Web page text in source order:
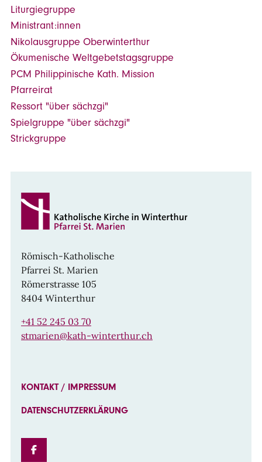
Liturgiegruppe
Ministrant:innen
Nikolausgruppe Oberwinterthur
Ökumenische Weltgebetstagsgruppe
PCM Philippinische Kath. Mission
Pfarreirat
Ressort "über sächzgi"
Spielgruppe "über sächzgi"
Strickgruppe
Römisch-Katholische
Pfarrei St. Marien
Römerstrasse 105
8404 Winterthur
+41 52 245 03 70
stmarien@kath-winterthur.ch
KONTAKT / IMPRESSUM
DATENSCHUTZERKLÄRUNG
FACEBOOK